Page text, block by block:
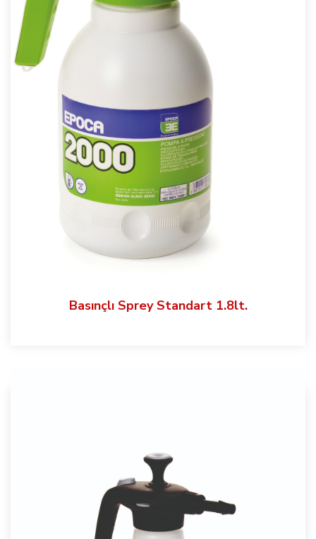
Basınçlı Sprey Standart 1.8lt.